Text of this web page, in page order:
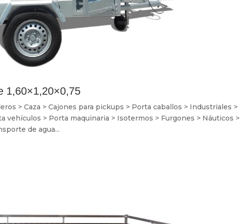
1,60×1,20×0,75
> Caza > Cajones para pickups > Porta caballos > Industriales >
vehículos > Porta maquinaria > Isotermos > Furgones > Náuticos >
de agua...